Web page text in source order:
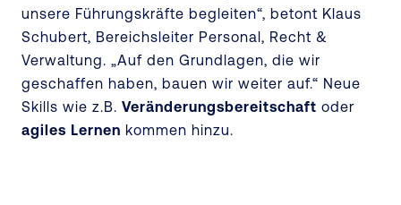
unsere Führungskräfte begleiten“, betont Klaus
Schubert, Bereichsleiter Personal, Recht &
Verwaltung. „Auf den Grundlagen, die wir
geschaffen haben, bauen wir weiter auf.“ Neue
Skills wie z.B. Veränderungsbereitschaft oder
agiles Lernen kommen hinzu.